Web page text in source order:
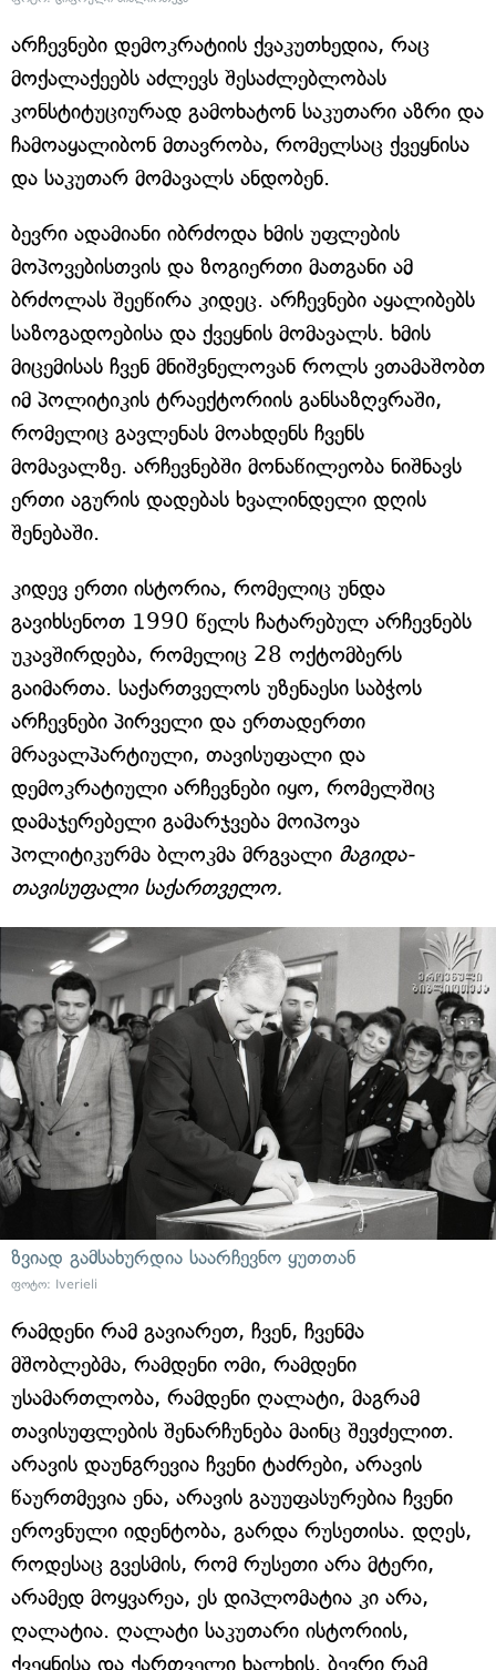
არჩევნები დემოკრატიის ქვაკუთხედია, რაც
მოქალაქეებს აძლევს შესაძლებლობას
კონსტიტუციურად გამოხატონ საკუთარი აზრი და
ჩამოაყალიბონ მთავრობა, რომელსაც ქვეყნისა
და საკუთარ მომავალს ანდობენ.
ბევრი ადამიანი იბრძოდა ხმის უფლების
მოპოვებისთვის და ზოგიერთი მათგანი ამ
ბრძოლას შეეწირა კიდეც. არჩევნები აყალიბებს
საზოგადოებისა და ქვეყნის მომავალს. ხმის
მიცემისას ჩვენ მნიშვნელოვან როლს ვთამაშობთ
იმ პოლიტიკის ტრაექტორიის განსაზღვრაში,
რომელიც გავლენას მოახდენს ჩვენს
მომავალზე. არჩევნებში მონაწილეობა ნიშნავს
ერთი აგურის დადებას ხვალინდელი დღის
შენებაში.
კიდევ ერთი ისტორია, რომელიც უნდა
გავიხსენოთ 1990 წელს ჩატარებულ არჩევნებს
უკავშირდება, რომელიც 28 ოქტომბერს
გაიმართა. საქართველოს უზენაესი საბჭოს
არჩევნები პირველი და ერთადერთი
მრავალპარტიული, თავისუფალი და
დემოკრატიული არჩევნები იყო, რომელშიც
დამაჯერებელი გამარჯვება მოიპოვა
პოლიტიკურმა ბლოკმა მრგვალი მაგიდა-
თავისუფალი საქართველო.
ზვიად გამსახურდია საარჩევნო ყუთთან
ფოტო: Iverieli
რამდენი რამ გავიარეთ, ჩვენ, ჩვენმა
მშობლებმა, რამდენი ომი, რამდენი
უსამართლობა, რამდენი ღალატი, მაგრამ
თავისუფლების შენარჩუნება მაინც შევძელით.
არავის დაუნგრევია ჩვენი ტაძრები, არავის
წაურთმევია ენა, არავის გაუუფასურებია ჩვენი
ეროვნული იდენტობა, გარდა რუსეთისა. დღეს,
როდესაც გვესმის, რომ რუსეთი არა მტერი,
არამედ მოყვარეა, ეს დიპლომატია კი არა,
ღალატია. ღალატი საკუთარი ისტორიის,
ქვეყნისა და ქართველი ხალხის. ბევრი რამ